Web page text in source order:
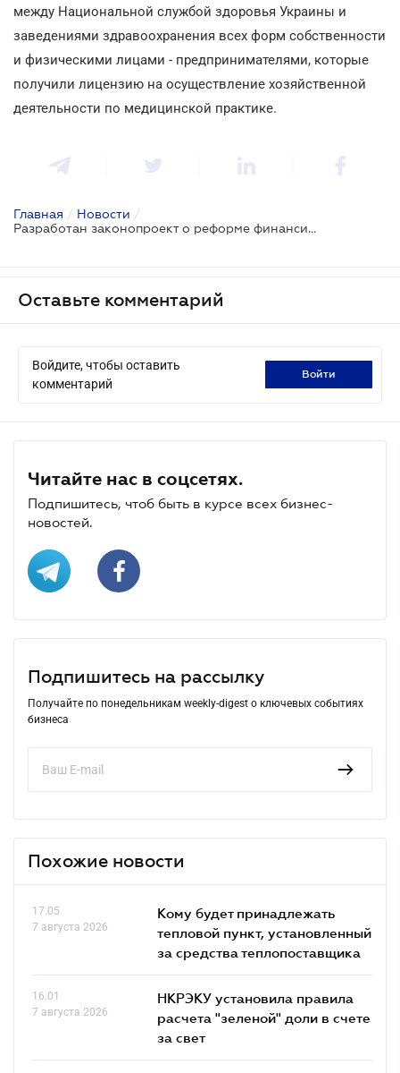
между Национальной службой здоровья Украины и
заведениями здравоохранения всех форм собственности
и физическими лицами - предпринимателями, которые
получили лицензию на осуществление хозяйственной
деятельности по медицинской практике.
Главная / Новости /
Разработан законопроект о реформе финансирования медицинских услуг
Оставьте комментарий
Войдите, чтобы оставить
комментарий
войти
Читайте нас в соцсетях.
Подпишитесь, чтоб быть в курсе всех бизнес-
новостей.
Подпишитесь на рассылку
Получайте по понедельникам weekly-digest о ключевых событиях
бизнеса
Похожие новости
17.05
7 августа 2026
Кому будет принадлежать
тепловой пункт, установленный
за средства теплопоставщика
16.01
7 августа 2026
НКРЭКУ установила правила
расчета "зеленой" доли в счете
за свет